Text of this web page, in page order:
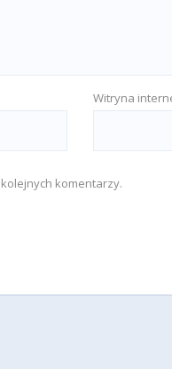
Witryna
komentarzy.